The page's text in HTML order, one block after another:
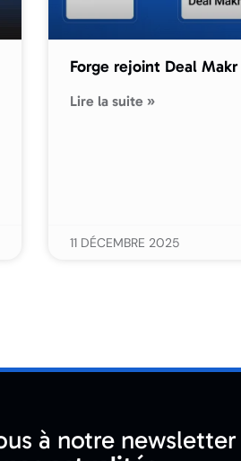
Forge rejoint Deal Makr
Lire la suite »
11 DÉCEMBRE 2025
à notre newsletter